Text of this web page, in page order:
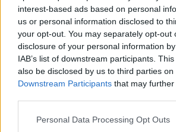
interest-based ads based on personal
us or personal information disclosed to
your opt-out. You may separately opt-out
disclosure of your personal information
IAB’s list of downstream participants.
also be disclosed by us to third parties on
Downstream Participants that may
Please note that this website/app uses
Personal Data Processing Opt Outs
Országos hírek
Megérkezett az eső a Duna
Megérkezett a rég várt eső a Duna
magyarországi szakaszán azonban
centiméteres vízszintváltozások
továbbképzésekkel